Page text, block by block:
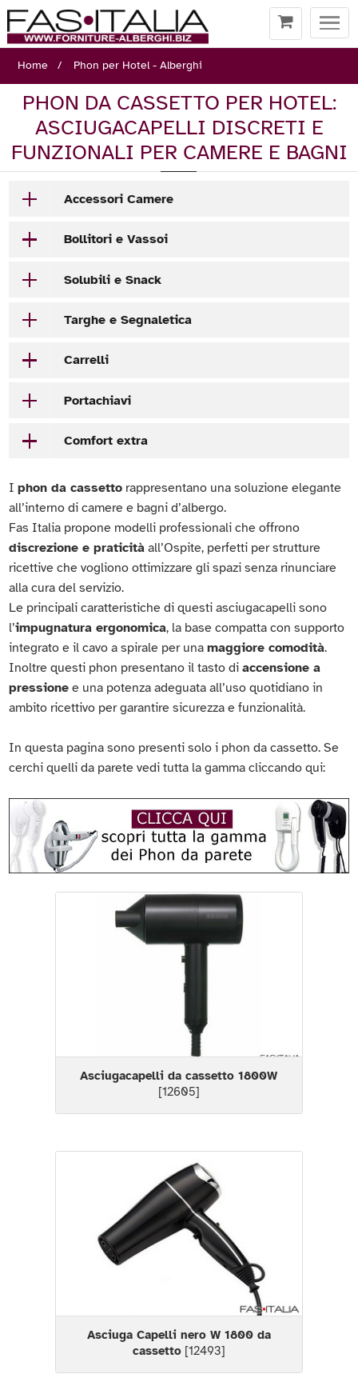
Home
Phon per Hotel - Alberghi
PHON DA CASSETTO PER HOTEL:
ASCIUGACAPELLI DISCRETI E
FUNZIONALI PER CAMERE E BAGNI
Accessori Camere
Bollitori e Vassoi
Solubili e Snack
Targhe e Segnaletica
Carrelli
Portachiavi
Comfort extra
Iphon da cassetto rappresentano una soluzione elegante
all’interno di camere e bagni d’albergo.
Fas Italia propone modelli professionali che offrono
discrezione e praticità all’Ospite, perfetti per strutture
ricettive che vogliono ottimizzare gli spazi senza rinunciare
alla cura del servizio.
Le principali caratteristiche di questi asciugacapelli sono
l’impugnatura ergonomica, la base compatta con supporto
integrato e il cavo a spirale per unamaggiore comodità.
Inoltre questi phon presentano il tasto diaccensione a
pressione e una potenza adeguata all’uso quotidiano in
ambito ricettivo per garantire sicurezza e funzionalità.
In questa pagina sono presenti solo i phon da cassetto. Se
cerchi quelli da parete vedi tutta la gamma cliccando qui:
Asciugacapelli da cassetto 1800W
[12605]
Asciuga Capelli nero W 1800 da
cassetto[12493]